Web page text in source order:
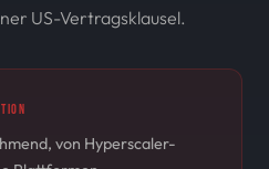
US-Vertragsklausel.
von Hyperscaler-